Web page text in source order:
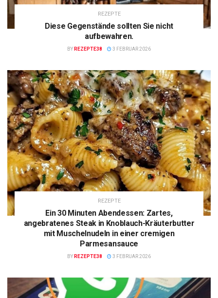
REZEPTE
Diese Gegenstände sollten Sie nicht
aufbewahren.
BY REZEPTE38 3 FEBRUAR 2026
REZEPTE
Ein 30 Minuten Abendessen: Zartes,
angebratenes Steak in Knoblauch-Kräuterbutter
mit Muschelnudeln in einer cremigen
Parmesansauce
BY REZEPTE38 3 FEBRUAR 2026